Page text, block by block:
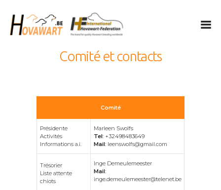
Comité et contacts
Hovawart
Info Club
Calendrier
Confidentialité
Nederlands
Comité
Présidente
Activités
Informations a.i.
Marleen Swolfs
Tel: +32498483649
Mail: leenswolfs@gmail.com
Trésorier
Liste attente
chiots
Inge Demeulemeester
Mail:
inge.demeulemeester@telenet.be